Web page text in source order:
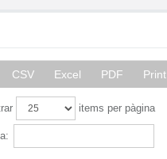
CSV Excel PDF Print
items per pàgina